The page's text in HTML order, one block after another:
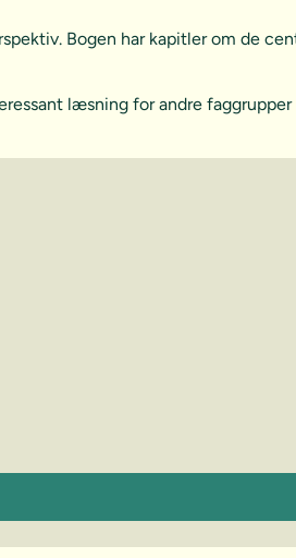
Bogen har kapitler om de
læsning for andre